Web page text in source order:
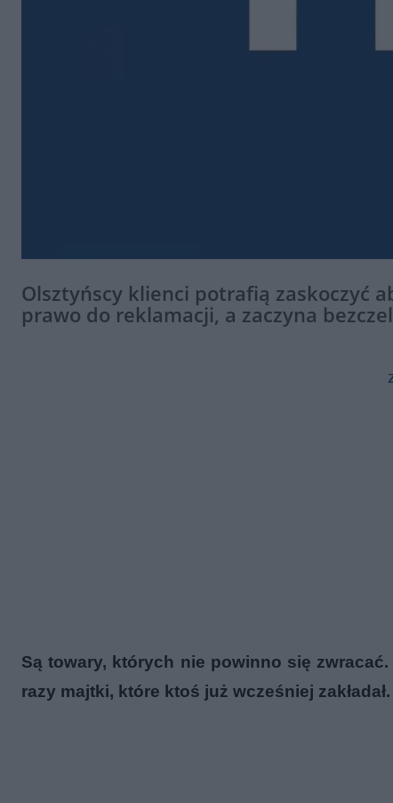
Olsztyńscy klienci potrafią zaskoczyć
prawo do reklamacji, a zaczyna
Są towary, których nie powinno się
razy majtki, które ktoś już wcześniej